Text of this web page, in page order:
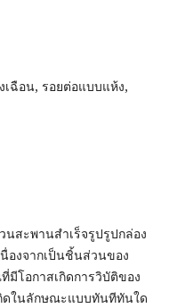
เฉือน, รอยต่อแบบแห้ง,
สะพานสำเร็จรูปรูปกล่อง
องจากเป็นชิ้นส่วนของ
มีโอกาสเกิดการวิบัติของ
ดในลักษณะแบบทันทีทันใด